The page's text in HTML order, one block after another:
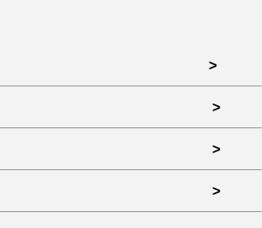
>
>
>
>